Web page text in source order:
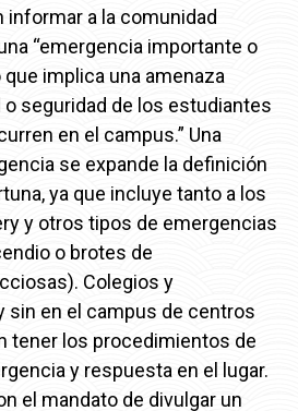
a la comunidad
“emergencia importante o
implica una amenaza
o seguridad de los estudiantes
en el campus.” Una
se expande la definición
ya que incluye tanto a los
y otros tipos de emergencias
o brotes de
Colegios y
sin en el campus de centros
tener los procedimientos de
y respuesta en el lugar.
el mandato de divulgar un